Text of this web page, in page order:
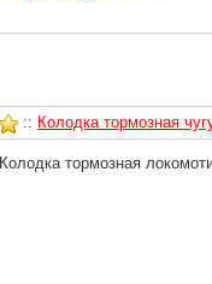
:: Колодка тормозная
Колодка тормозная